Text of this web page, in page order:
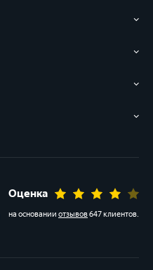
Оценка
на основании отзывов647 клиентов.